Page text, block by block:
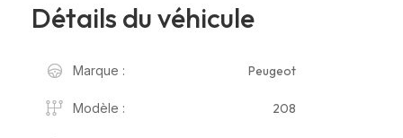
Détails du véhicule
Marque : Peugeot
Modèle : 208